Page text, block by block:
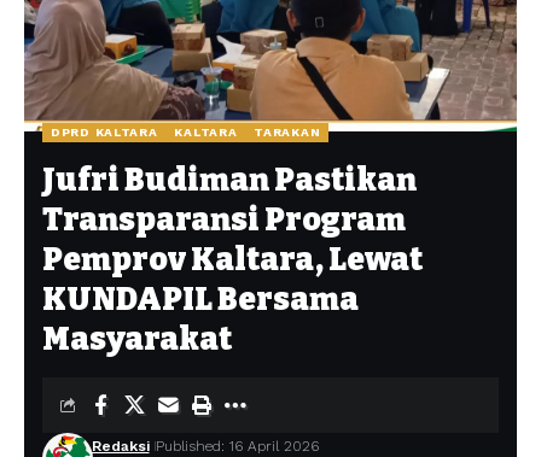
DPRD KALTARA KALTARA TARAKAN
Jufri Budiman Pastikan
Transparansi Program
Pemprov Kaltara, Lewat
KUNDAPIL Bersama
Masyarakat
Redaksi Published: 16 April 2026